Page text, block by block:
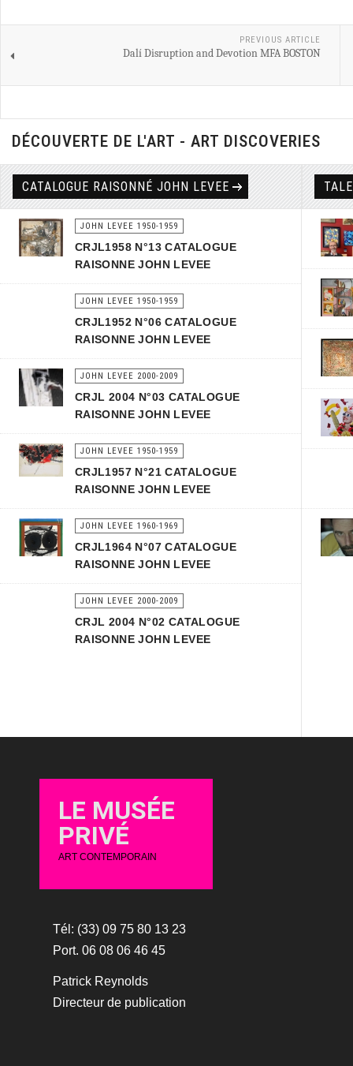
PREVIOUS ARTICLE
Dalí Disruption and Devotion MFA BOSTON
DÉCOUVERTE DE L'ART - ART DISCOVERIES
CATALOGUE RAISONNÉ JOHN LEVEE
JOHN LEVEE 1950-1959
CRJL1958 N°13 CATALOGUE
RAISONNE JOHN LEVEE
JOHN LEVEE 1950-1959
CRJL1952 N°06 CATALOGUE
RAISONNE JOHN LEVEE
JOHN LEVEE 2000-2009
CRJL 2004 N°03 CATALOGUE
RAISONNE JOHN LEVEE
JOHN LEVEE 1950-1959
CRJL1957 N°21 CATALOGUE
RAISONNE JOHN LEVEE
JOHN LEVEE 1960-1969
CRJL1964 N°07 CATALOGUE
RAISONNE JOHN LEVEE
JOHN LEVEE 2000-2009
CRJL 2004 N°02 CATALOGUE
RAISONNE JOHN LEVEE
LE MUSÉE
PRIVÉ
ART CONTEMPORAIN
Tél: (33) 09 75 80 13 23
Port. 06 08 06 46 45
Patrick Reynolds
Directeur de publication